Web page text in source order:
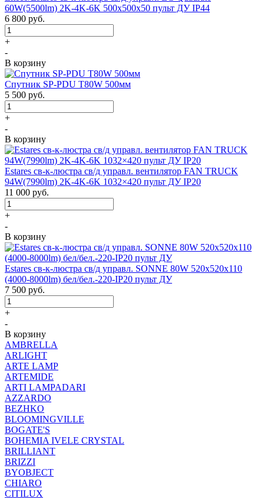
60W(5500lm) 2K-4K-6K 500x500x50 пульт ДУ IP44
6 800 руб.
+
-
В корзину
Спутник SP-PDU T80W 500мм
5 500 руб.
+
-
В корзину
Estares св-к-люстра св/д управл. вентилятор FAN TRUCK
94W(7990lm) 2K-4K-6K 1032×420 пульт ДУ IP20
11 000 руб.
+
-
В корзину
Estares св-к-люстра св/д управл. SONNE 80W 520x520x110
(4000-8000lm) бел/бел.-220-IP20 пульт ДУ
7 500 руб.
+
-
В корзину
AMBRELLA
ARLIGHT
ARTE LAMP
ARTEMIDE
ARTI LAMPADARI
AZZARDO
BEZHKO
BLOOMINGVILLE
BOGATE'S
BOHEMIA IVELE CRYSTAL
BRILLIANT
BRIZZI
BYOBJECT
CHIARO
CITILUX